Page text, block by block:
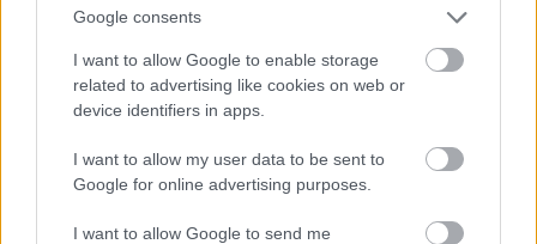
Google consents
I want to allow Google to enable storage
related to advertising like cookies on web or
device identifiers in apps.
I want to allow my user data to be sent to
Google for online advertising purposes.
I want to allow Google to send me
trim mācībvalodas modeļiem.
* Šobrīd pirmo modeli, kurā visi mācību
priekšmeti no 1. līdz 9. klasei 80% apjomā tiek
apgūti valsts valodā, īsteno 21 izglītības iestāde,
tajā skaitā Rīgas Ukraiņu vidusskola, Daugavpils
3. vidusskola, kā arī citas izglītības iestādes.
Atcelt Ziņot